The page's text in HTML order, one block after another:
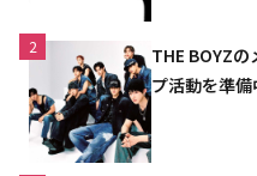
2
THE BOYZ
プ活動を準